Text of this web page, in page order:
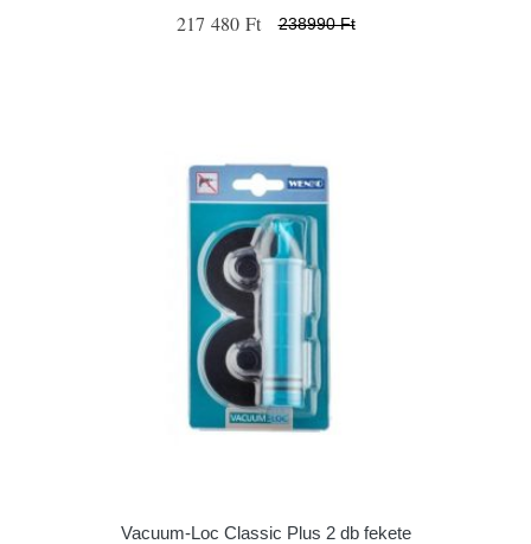
217 480 Ft 238990 Ft
Vacuum-Loc Classic Plus 2 db fekete